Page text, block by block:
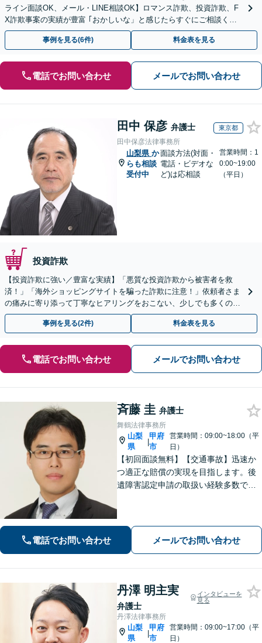
ライン面談OK、メール・LINE相談OK】ロマンス詐欺、投資詐欺、F
X詐欺事案の実績が豊富 ｢おかしいな」と感じたらすぐにご相談くだ
さい。
事例を見る(6件) 料金表を見る
電話でお問い合わせ メールでお問い合わせ
田中 保彦 弁護士 東京都
田中保彦法律事務所
山梨県 か
らも相談
受付中
面談方法(対面・
電話・ビデオな
ど)は応相談
営業時間：1
0:00~19:00
（平日）
投資詐欺
【投資詐欺に強い／豊富な実績】「悪質な投資詐欺から被害者を救
済！」「海外ショッピングサイトを騙った詐欺に注意！」依頼者さま
の痛みに寄り添って丁寧なヒアリングをおこない、少しでも多くの返
金が得られるよう尽力します！
事例を見る(2件) 料金表を見る
電話でお問い合わせ メールでお問い合わせ
斉藤 圭 弁護士
舞鶴法律事務所
山梨
県
|
甲府
市
営業時間：09:00~18:00（平
日）
【初回面談無料】【交通事故】迅速か
つ適正な賠償の実現を目指します。後
遺障害認定申請の取扱い経験多数で
お、個室での相談対応も可能です。
電話でお問い合わせ メールでお問い合わせ
丹澤 明主実
弁護士
インタビューを
見る
丹澤法律事務所
山梨
県
|
甲府
市
営業時間：09:00~17:00（平
日）